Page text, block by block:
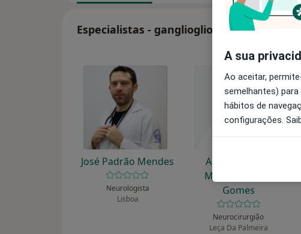
Especialistas - ganglioglioma
José Padrão Mendes
Neurologista
Lisboa
Adriano Óscar
Martins Araújo
Gomes
Neurocirurgião
Leça Da Palmeira
A sua
Ao aceitar,
semelhantes)
hábitos de
configurações.